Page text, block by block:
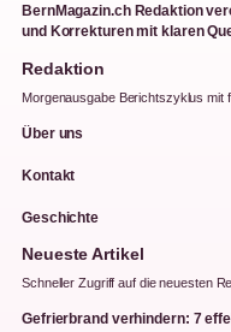
BernMagazin.ch Redaktion
und Korrekturen mit klaren
Redaktion
Morgenausgabe Berichtszyklus mit
Über uns
Kontakt
Geschichte
Neueste Artikel
Schneller Zugriff auf die neuesten
Gefrierbrand verhindern: 7